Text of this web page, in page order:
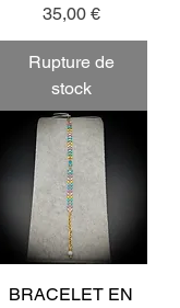
Prix
35,00 €
Rupture de
stock
BRACELET EN